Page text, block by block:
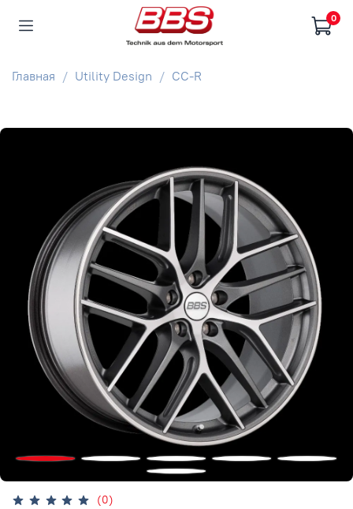
0
Главная Utility Design CC-R
(0)